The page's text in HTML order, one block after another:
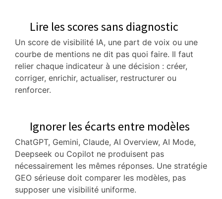
Lire les scores sans diagnostic
Un score de visibilité IA, une part de voix ou une
courbe de mentions ne dit pas quoi faire. Il faut
relier chaque indicateur à une décision : créer,
corriger, enrichir, actualiser, restructurer ou
renforcer.
Ignorer les écarts entre modèles
ChatGPT, Gemini, Claude, AI Overview, AI Mode,
Deepseek ou Copilot ne produisent pas
nécessairement les mêmes réponses. Une stratégie
GEO sérieuse doit comparer les modèles, pas
supposer une visibilité uniforme.